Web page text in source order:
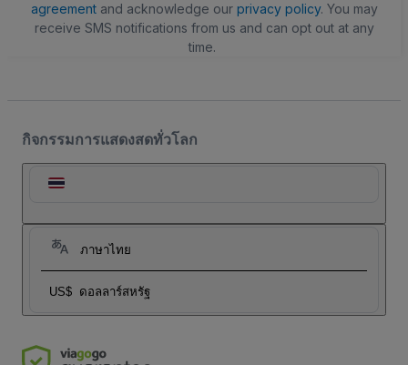
agreementand acknowledge our privacy policy. You may
receive SMS notifications from us and can opt out at any
time.
กิจกรรมการแสดงสดทั่วโลก
ภาษาไทย
US$ ดอลลาร์สหรัฐ